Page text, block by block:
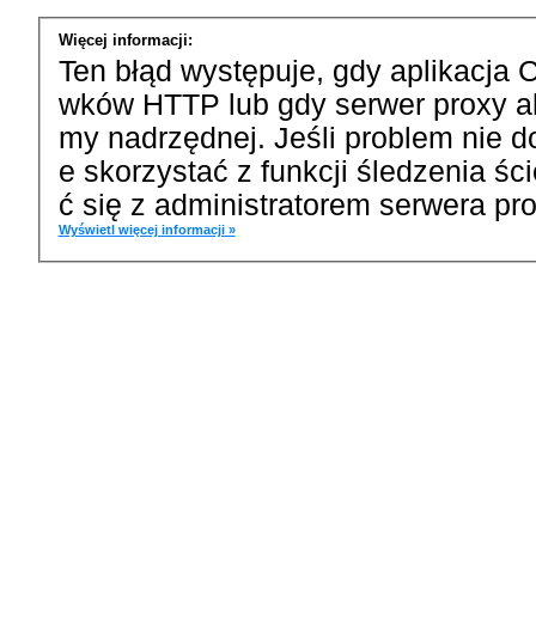
Więcej informacji:
Ten błąd występuje, gdy aplikacja
wków HTTP lub gdy serwer proxy
my nadrzędnej. Jeśli problem nie
e skorzystać z funkcji śledzenia
ć się z administratorem serwera
Wyświetl więcej informacji »